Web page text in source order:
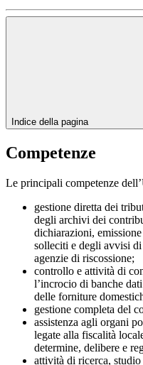
Indice della pagina
Competenze
Le principali competenze
gestione diretta dei
degli archivi dei
dichiarazioni,
solleciti e degli avvisi
agenzie di riscossione;
controllo e attività di
l’incrocio di banche
delle forniture
gestione completa del
assistenza agli organi
legate alla fiscalità
determine, delibere e
attività di ricerca,